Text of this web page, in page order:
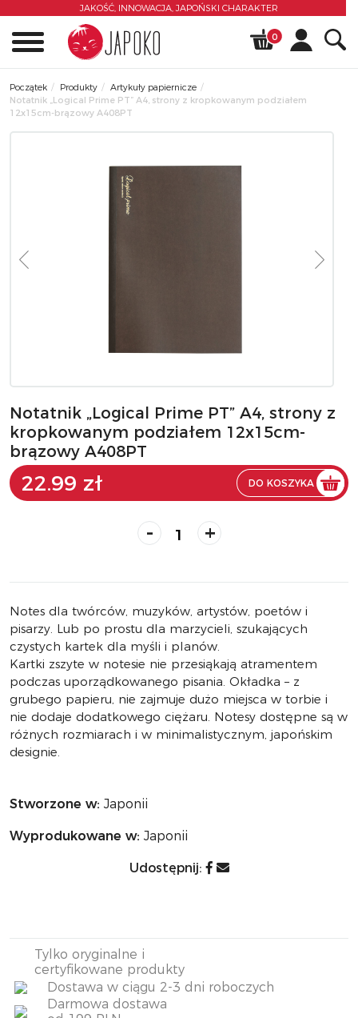
JAKOŚĆ, INNOWACJA, JAPOŃSKI CHARAKTER
0
Początek Produkty
Artykuły papiernicze
Notatnik „Logical Prime PT” A4, strony z kropkowanym podziałem
12x15cm-brązowy A408PT
Notatnik „Logical Prime PT” A4, strony z
kropkowanym podziałem 12x15cm-
brązowy A408PT
22.99 zł DO KOSZYKA
- +
Notes dla twórców, muzyków, artystów, poetów i
pisarzy. Lub po prostu dla marzycieli, szukających
czystych kartek dla myśli i planów.
Kartki zszyte w notesie nie przesiąkają atramentem
podczas uporządkowanego pisania. Okładka – z
grubego papieru, nie zajmuje dużo miejsca w torbie i
nie dodaje dodatkowego ciężaru. Notesy dostępne są w
różnych rozmiarach i w minimalistycznym, japońskim
designie.
Stworzone w: Japonii
Wyprodukowane w: Japonii
Udostępnij:
Tylko oryginalne i
certyfikowane produkty
Dostawa w ciągu 2-3 dni roboczych
Darmowa dostawa